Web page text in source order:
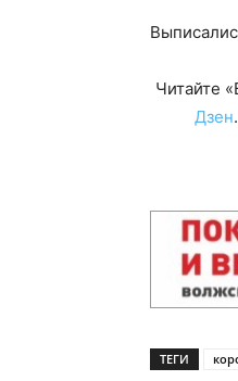
Читайте
Дзен
ТЕГИ